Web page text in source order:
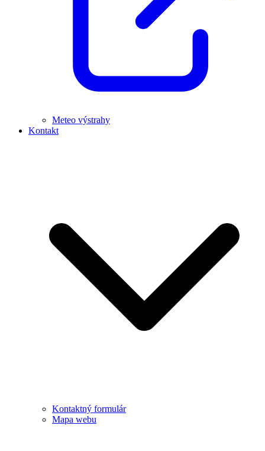
Meteo výstrahy
Kontakt
Kontaktný formulár
Mapa webu